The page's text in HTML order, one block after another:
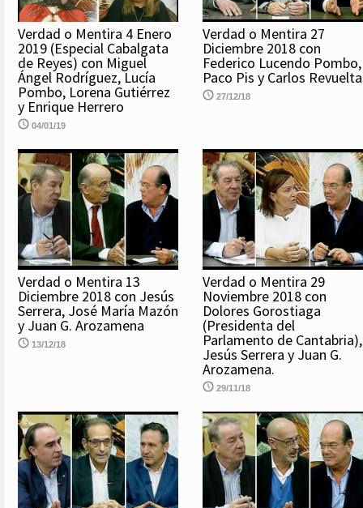
Verdad o Mentira 4 Enero
2019 (Especial Cabalgata
de Reyes) con Miguel
Ángel Rodríguez, Lucía
Pombo, Lorena Gutiérrez
y Enrique Herrero
04/01/19
Verdad o Mentira 27
Diciembre 2018 con
Federico Lucendo Pombo,
Paco Pis y Carlos Revuelta
27/12/18
Verdad o Mentira 13
Diciembre 2018 con Jesús
Serrera, José María Mazón
y Juan G. Arozamena
13/12/18
Verdad o Mentira 29
Noviembre 2018 con
Dolores Gorostiaga
(Presidenta del
Parlamento de Cantabria),
Jesús Serrera y Juan G.
Arozamena.
29/11/18